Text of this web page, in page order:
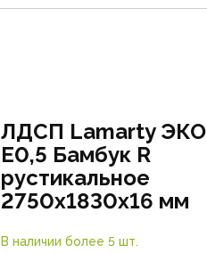
ЛДСП Lamarty ЭКО
E0,5 Бамбук R
рустикальное
2750х1830х16 мм
В наличии более 5 шт.